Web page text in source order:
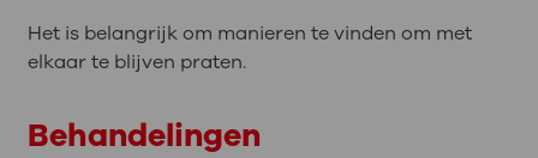
Het is belangrijk om manieren te vinden om met
elkaar te blijven praten.
Behandelingen